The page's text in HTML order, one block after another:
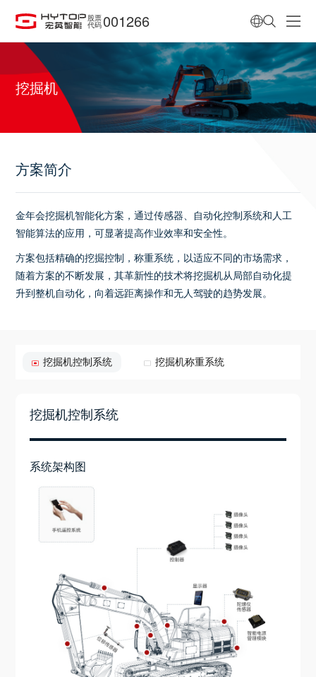
股票
代码 001266
挖掘机
方案简介
金年会挖掘机智能化方案，通过传感器、自动化控制系统和人工
智能算法的应用，可显著提高作业效率和安全性。
方案包括精确的挖掘控制，称重系统，以适应不同的市场需求，
随着方案的不断发展，其革新性的技术将挖掘机从局部自动化提
升到整机自动化，向着远距离操作和无人驾驶的趋势发展。
挖掘机控制系统 挖掘机称重系统
挖掘机控制系统
系统架构图